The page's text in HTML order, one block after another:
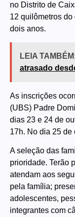
no Distrito de
12 quilômetros
dois anos.
LEIA
atrasado
As inscrições
(UBS) Padre
dias 23 e 24 de
17h. No dia 25 de
A seleção das
prioridade. Terão
atendam aos
pela família;
adolescentes,
integrantes com